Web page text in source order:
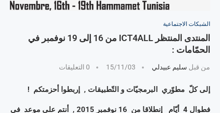
الشبكات الاجتماعية
المنتدى المنتظر ICT4ALL من 16 إلى 19 نوفمبر في
الحمّامات :
من قبل سليم عبيدلي 15/11/03 0 التعليقات
إلى كلّ مطوّري البرمجيّات و التّطبيقات , إربطوا أحزمتكم !
فطوال 4 أيّام إنطلاقا من 16 نوفمبر 2015 , أنتم على موعد في